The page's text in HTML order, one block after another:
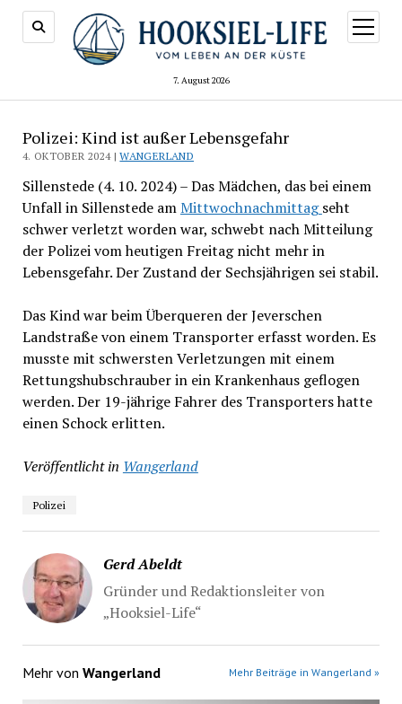
7. August 2026
Menü
öffnen
Polizei: Kind ist außer Lebensgefahr
4. OKTOBER 2024 |WANGERLAND
Sillenstede (4. 10. 2024) – Das Mädchen, das bei einem
Unfall in Sillenstede amMittwochnachmittagseht
schwer verletzt worden war, schwebt nach Mitteilung
der Polizei vom heutigen Freitag nicht mehr in
Lebensgefahr. Der Zustand der Sechsjährigen sei stabil.
Das Kind war beim Überqueren der Jeverschen
Landstraße von einem Transporter erfasst worden. Es
musste mit schwersten Verletzungen mit einem
Rettungshubschrauber in ein Krankenhaus geflogen
werden. Der 19-jährige Fahrer des Transporters hatte
einen Schock erlitten.
Veröffentlicht in Wangerland
Polizei
Gerd Abeldt
Gründer und Redaktionsleiter von
„Hooksiel-Life“
Mehr von Wangerland Mehr Beiträge in Wangerland »